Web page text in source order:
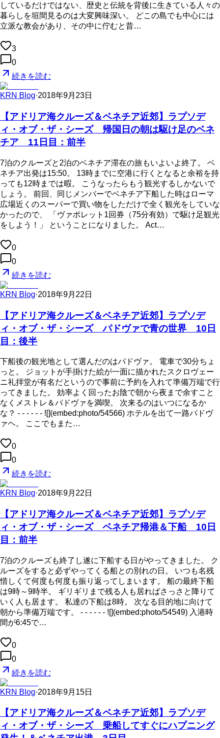
しているだけではない、歴史と伝統を背後に生きている人々の
暮らしを垣間見るのは大変興味深い。 どこの島でも中心には
立派な教会があり、その中に佇むと昔…
3
0
続きを読む
KRN Blog·2018年9月23日
【アドリア海クルーズ＆ベネチア近郊】ラプソデ
ィ・オブ・ザ・シーズ 帰国日の朝は駆け足のベネ
チア 11日目：前半
7泊のクルーズと2泊のベネチア滞在の旅もいよいよ終了。 ベ
ネチア出発は15:50。 13時までに空港に行くとなると余裕を持
っても12時までは暇。 こうなったらもう観光するしかないで
しょう。 前回、同じメンバーでベネチア下船した時はローマ
広場近くのスーパーで買い物をしただけで全く観光をしていな
かったので、 「ヴァポレット1回券（75分有効）で駆け足観光
をしよう！」 ということになりました。 Act…
0
0
続きを読む
KRN Blog·2018年9月22日
【アドリア海クルーズ＆ベネチア近郊】ラプソデ
ィ・オブ・ザ・シーズ パドヴァで青の世界 10日
目：後半
下船後の観光地として選んだのはパドヴァ。 電車で30分ちょ
っと。 ジョットが手掛けた絵が一面に描かれたスクロヴェー
ニ礼拝堂が有名だというので事前に予約を入れて準備万端で行
ってきました。 効率よく回ったお陰で朝から夜まで余すこと
なくメストレ＆パドヴァを満喫。 次来るのはいつになるか
な？ - - - - - - ![](embed:photo/54566) ホテルを出て一路パドヴ
ァヘ。 ここでもまた…
0
0
続きを読む
KRN Blog·2018年9月22日
【アドリア海クルーズ＆ベネチア近郊】ラプソデ
ィ・オブ・ザ・シーズ ベネチア帰港＆下船 10日
目：前半
7泊のクルーズも終了し遂に下船する日がやってきました。 ク
ルーズをすると必ずやってくる船との別れの日。 いつも名残
惜しくて何度も何度も振り返ってしまいます。 船の最終下船
は9時～9時半。 ギリギリまで残る人も居ればさっさと降りて
いく人も居ます。 私達の下船は8時。 次なる目的地に向けて
朝から準備万端です。 - - - - - - ![](embed:photo/54549) 入港時
間が6:45で…
0
0
続きを読む
KRN Blog·2018年9月15日
【アドリア海クルーズ＆ベネチア近郊】ラプソデ
ィ・オブ・ザ・シーズ 乗船してすぐにハプニング